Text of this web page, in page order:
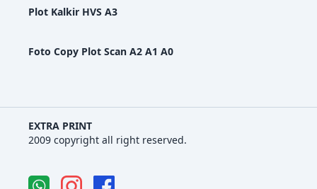
Plot Kalkir HVS A3
Foto Copy Plot Scan A2 A1 A0
EXTRA PRINT
2009 copyright all right reserved.